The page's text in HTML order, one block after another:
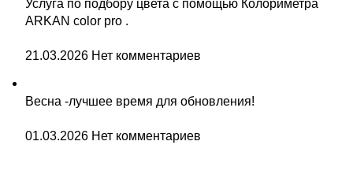
Услуга по подбору цвета с помощью Колориметра
ARKAN color pro .
21.03.2026 Нет комментариев
Весна -лучшее время для обновления!
01.03.2026 Нет комментариев